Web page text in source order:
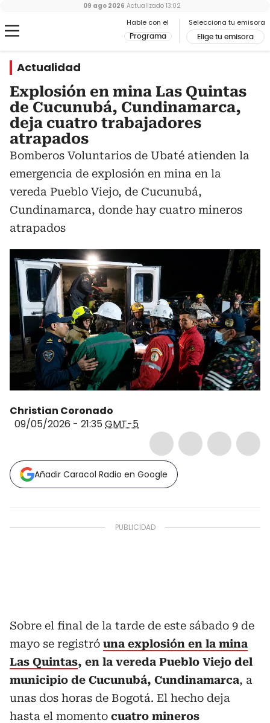
Hable con el
Programa
Selecciona tu emisora
Elige tu emisora
09 ago 2026 Actualizado 13:02
Actualidad
Explosión en mina Las Quintas
de Cucunubá, Cundinamarca,
deja cuatro trabajadores
atrapados
Bomberos Voluntarios de Ubaté atienden la
emergencia de explosión en mina en la
vereda Pueblo Viejo, de Cucunubá,
Cundinamarca, donde hay cuatro mineros
atrapados
Christian Coronado
09/05/2026 - 21:35GMT-5
Añadir Caracol Radio en Google
Sobre el final de la tarde de este sábado 9 de
mayo se registró una explosión en la mina
Las Quintas, en la vereda Pueblo Viejo del
municipio de Cucunubá, Cundinamarca, a
unas dos horas de Bogotá. El hecho deja
hasta el momento cuatro mineros